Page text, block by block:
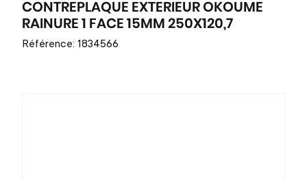
CONTREPLAQUE EXTERIEUR OKOUME
RAINURE 1 FACE 15MM 250X120,7
Référence: 1834566